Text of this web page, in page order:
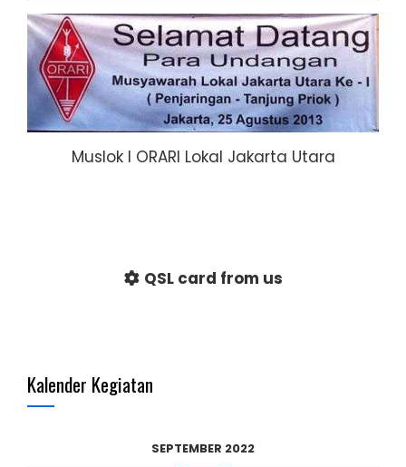
Muslok I ORARI Lokal Jakarta Utara
QSL card from us
Kalender Kegiatan
SEPTEMBER 2022